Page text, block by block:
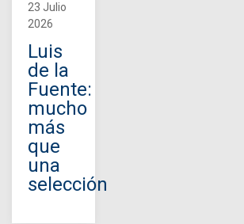
23 Julio
2026
Luis
de la
Fuente:
mucho
más
que
una
selección